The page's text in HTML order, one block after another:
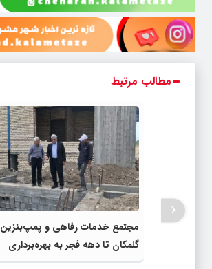
مطالب مرتبط
مجتمع خدمات رفاهی و پمپ‌بنزین
گلمکان تا دهه فجر به بهره‌برداری
می‌رسد
‹